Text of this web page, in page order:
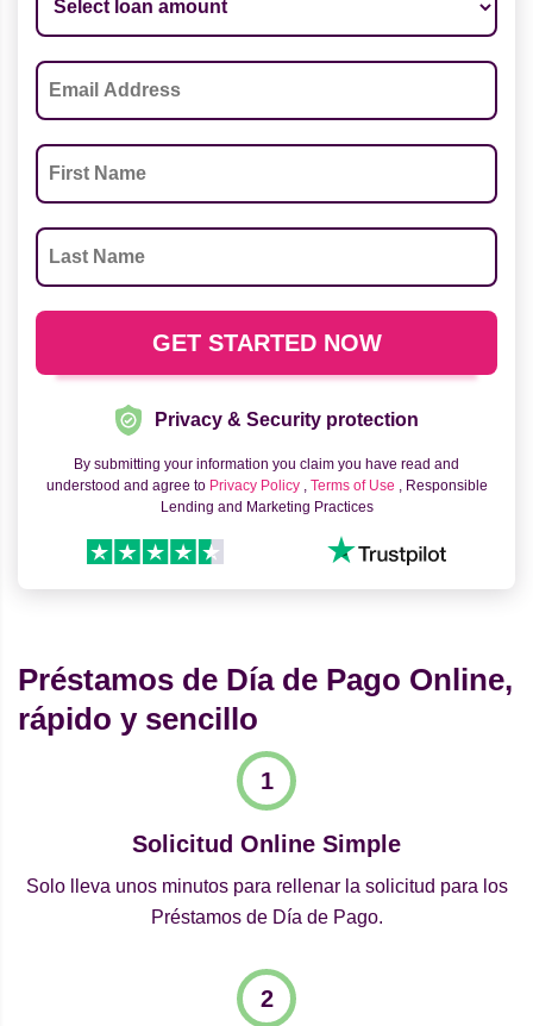
Privacy & Security protection
By submitting your information you claim you have read and
understood and agree to Privacy Policy , Terms of Use , Responsible
Lending and Marketing Practices
Préstamos de Día de Pago Online,
rápido y sencillo
Solicitud Online Simple
Solo lleva unos minutos para rellenar la solicitud para los
Préstamos de Día de Pago.